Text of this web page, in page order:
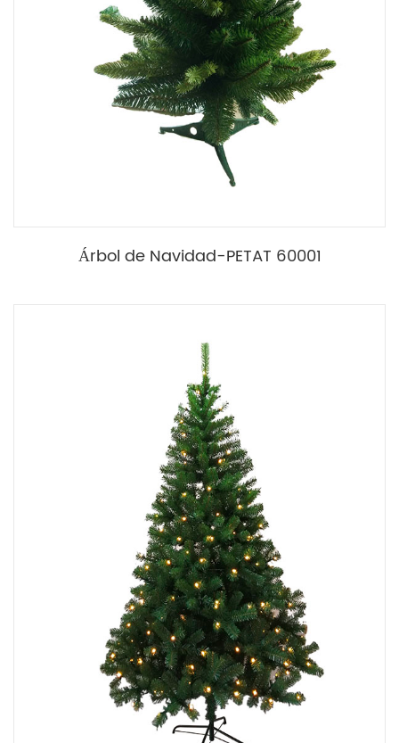
Árbol de Navidad-PETAT 60001